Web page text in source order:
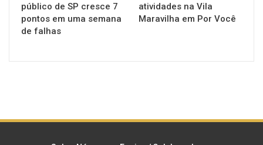
público de SP cresce 7
pontos em uma semana
de falhas
atividades na Vila
Maravilha em Por Você